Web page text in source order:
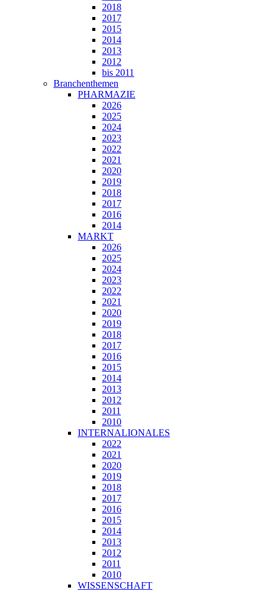
2018
2017
2015
2014
2013
2012
bis 2011
Branchenthemen
PHARMAZIE
2026
2025
2024
2023
2022
2021
2020
2019
2018
2017
2016
2014
MARKT
2026
2025
2024
2023
2022
2021
2020
2019
2018
2017
2016
2015
2014
2013
2012
2011
2010
INTERNALIONALES
2022
2021
2020
2019
2018
2017
2016
2015
2014
2013
2012
2011
2010
WISSENSCHAFT